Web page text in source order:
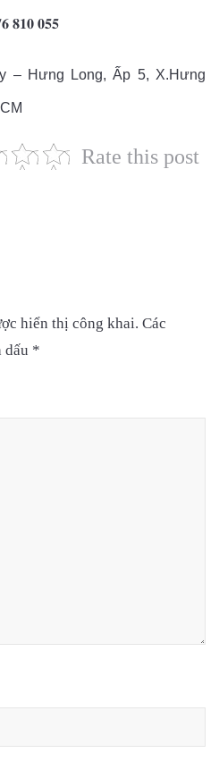
𝟖𝟏𝟎 𝟎𝟓𝟓
– Hưng Long, Ấp 5, X.Hưng
Rate this post
hiển thị công khai. Các
dấu *